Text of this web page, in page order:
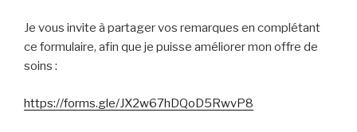
Je vous invite à partager vos remarques en complétant
ce formulaire, afin que je puisse améliorer mon offre de
soins :
https://forms.gle/JX2w67hDQoD5RwvP8